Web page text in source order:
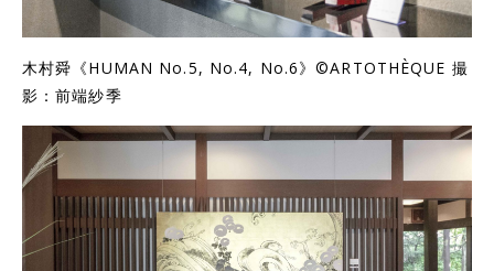
木村舜《HUMAN No.5, No.4, No.6》©ARTOTHÈQUE 撮
影：前端紗季